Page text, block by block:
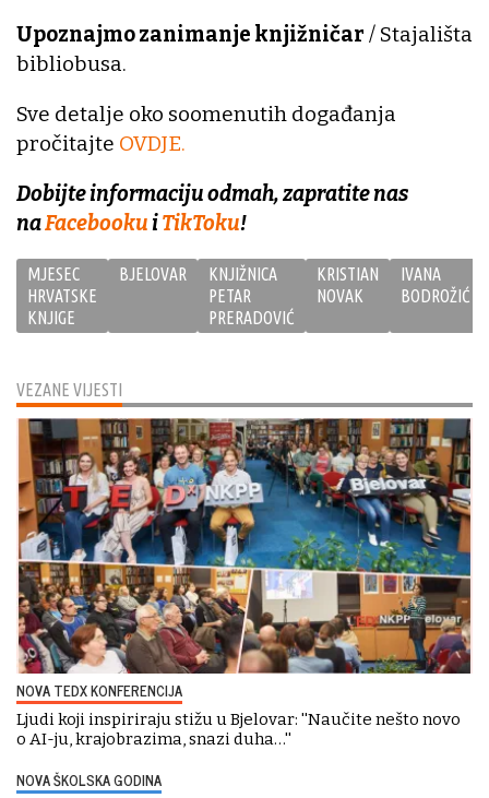
VEZANE VIJESTI
NOVA TEDX KONFERENCIJA
Ljudi koji inspiriraju stižu u Bjelovar: ''Naučite nešto novo
o AI-ju, krajobrazima, snazi duha…''
NOVA ŠKOLSKA GODINA
Upoznajmo zanimanje knjižničar / Stajališta
bibliobusa.
Sve detalje oko soomenutih događanja
pročitajte OVDJE.
Dobijte informaciju odmah, zapratite nas
naFacebooku iTikToku!
MJESEC
HRVATSKE
KNJIGE
BJELOVAR
KNJIŽNICA
PETAR
PRERADOVIĆ
KRISTIAN
NOVAK
IVANA
BODROŽIĆ